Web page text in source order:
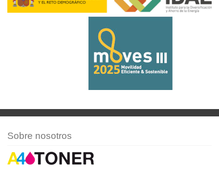
Sobre nosotros